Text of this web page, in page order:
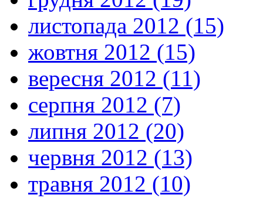
листопада 2012 (15)
жовтня 2012 (15)
вересня 2012 (11)
серпня 2012 (7)
липня 2012 (20)
червня 2012 (13)
травня 2012 (10)